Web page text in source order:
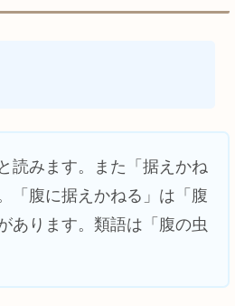
読みます。また「据えかね
「腹に据えかねる」は「腹
あります。類語は「腹の虫